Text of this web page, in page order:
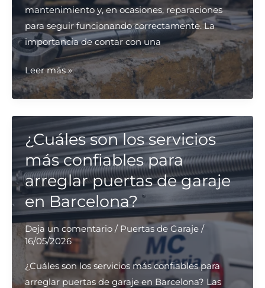
mantenimiento y, en ocasiones, reparaciones
para seguir funcionando correctamente. La
importancia de contar con una
¿Cuáles
son
las
empresas
recomendadas
para
la
reparación
de
puertas
de
garaje
en
Barcelona?
Leer más »
¿Cuáles son los servicios
más confiables para
arreglar puertas de garaje
en Barcelona?
Deja un comentario / Puertas de Garaje/
16/05/2026
¿Cuáles son los servicios más confiables para
arreglar puertas de garaje en Barcelona? Las